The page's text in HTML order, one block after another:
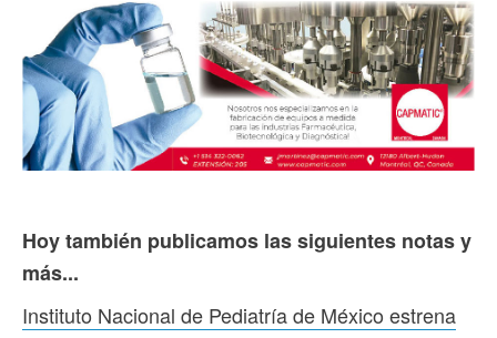
Hoy también publicamos las siguientes notas y
más...
Instituto Nacional de Pediatría de México estrena